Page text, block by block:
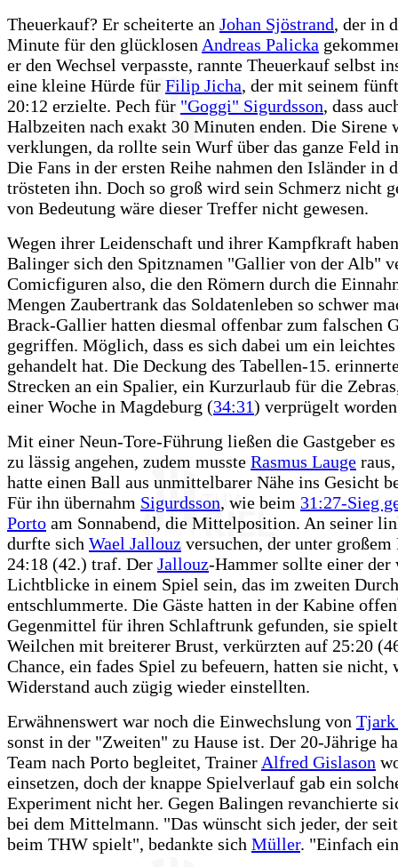
Theuerkauf? Er scheiterte an Johan Sjöstrand, der in
Minute für den glücklosen Andreas Palicka
er den Wechsel verpasste, rannte Theuerkauf selbst
eine kleine Hürde für Filip Jicha, der mit seinem
20:12 erzielte. Pech für "Goggi" Sigurdsson, dass
Halbzeiten nach exakt 30 Minuten enden. Die Sirene
verklungen, da rollte sein Wurf über das ganze Feld
Die Fans in der ersten Reihe nahmen den Isländer in
trösteten ihn. Doch so groß wird sein Schmerz nicht
von Bedeutung wäre dieser Treffer nicht gewesen.
Wegen ihrer Leidenschaft und ihrer Kampfkraft
Balinger sich den Spitznamen "Gallier von der Alb"
Comicfiguren also, die den Römern durch die
Mengen Zaubertrank das Soldatenleben so schwer
Brack-Gallier hatten diesmal offenbar zum falschen
gegriffen. Möglich, dass es sich dabei um ein
gehandelt hat. Die Deckung des Tabellen-15.
Strecken an ein Spalier, ein Kurzurlaub für die
einer Woche in Magdeburg (34:31) verprügelt
Mit einer Neun-Tore-Führung ließen die Gastgeber
zu lässig angehen, zudem musste Rasmus Lauge
hatte einen Ball aus unmittelbarer Nähe ins Gesicht
Für ihn übernahm Sigurdsson, wie beim 31:27-Sieg
Porto am Sonnabend, die Mittelposition. An seiner
durfte sich Wael Jallouz versuchen, der unter
24:18 (42.) traf. Der Jallouz-Hammer sollte einer der
Lichtblicke in einem Spiel sein, das im zweiten
entschlummerte. Die Gäste hatten in der Kabine
Gegenmittel für ihren Schlaftrunk gefunden, sie
Weilchen mit breiterer Brust, verkürzten auf 25:20
Chance, ein fades Spiel zu befeuern, hatten sie nicht,
Widerstand auch zügig wieder einstellten.
Erwähnenswert war noch die Einwechslung von
sonst in der "Zweiten" zu Hause ist. Der 20-Jährige
Team nach Porto begleitet, Trainer Alfred Gislason
einsetzen, doch der knappe Spielverlauf gab ein
Experiment nicht her. Gegen Balingen revanchierte
bei dem Mittelmann. "Das wünscht sich jeder, der
beim THW spielt", bedankte sich Müller. "Einfach